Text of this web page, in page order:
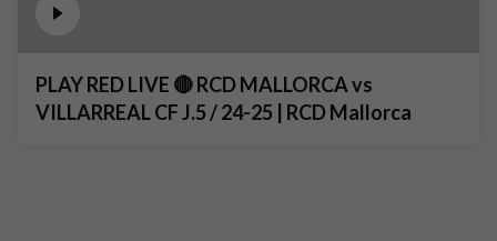
PLAY RED LIVE 🔴 RCD MALLORCA vs
VILLARREAL CF J.5 / 24-25 | RCD Mallorca